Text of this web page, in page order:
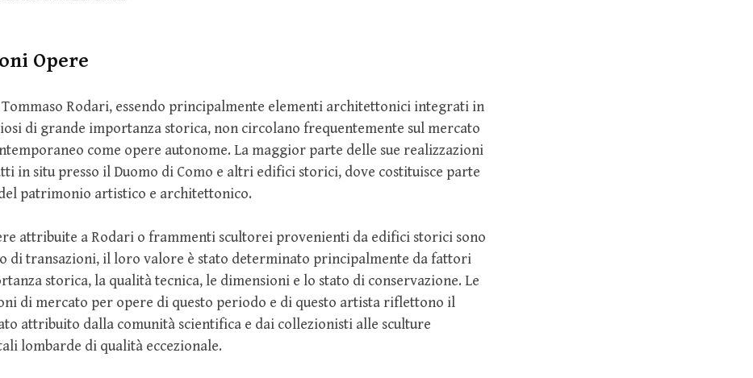
Opere
Rodari, essendo principalmente elementi architettonici integrati in
di grande importanza storica, non circolano frequentemente sul mercato
come opere autonome. La maggior parte delle sue realizzazioni
in situ presso il Duomo di Como e altri edifici storici, dove costituisce parte
patrimonio artistico e architettonico.
attribuite a Rodari o frammenti scultorei provenienti da edifici storici sono
di transazioni, il loro valore è stato determinato principalmente da fattori
storica, la qualità tecnica, le dimensioni e lo stato di conservazione. Le
di mercato per opere di questo periodo e di questo artista riflettono il
attribuito dalla comunità scientifica e dai collezionisti alle sculture
lombarde di qualità eccezionale.